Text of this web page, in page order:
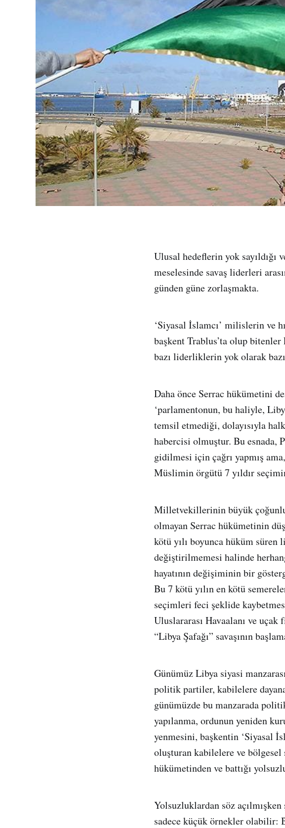
Ulusal hedeflerin yok
meselesinde savaş liderleri
günden güne zorlaşmakta.
‘Siyasal İslamcı’ milislerin ve
başkent Trablus’ta olup
bazı liderliklerin yok olarak
Daha önce Serrac hükümetini
‘parlamentonun, bu haliyle,
temsil etmediği, dolayısıyla
habercisi olmuştur. Bu esnada,
gidilmesi için çağrı yapmış
Müslimin örgütü 7 yıldır seçimin
Milletvekillerinin büyük
olmayan Serrac hükümetinin
kötü yılı boyunca hüküm
değiştirilmemesi halinde
hayatının değişiminin bir
Bu 7 kötü yılın en kötü
seçimleri feci şeklide
Uluslararası Havaalanı ve
“Libya Şafağı” savaşının
Günümüz Libya siyasi
politik partiler, kabilelere
günümüzde bu manzarada
yapılanma, ordunun yeniden
yenmesini, başkentin ‘Siyasal
oluşturan kabilelere ve
hükümetinden ve battığı
Yolsuzluklardan söz
sadece küçük örnekler olabilir: